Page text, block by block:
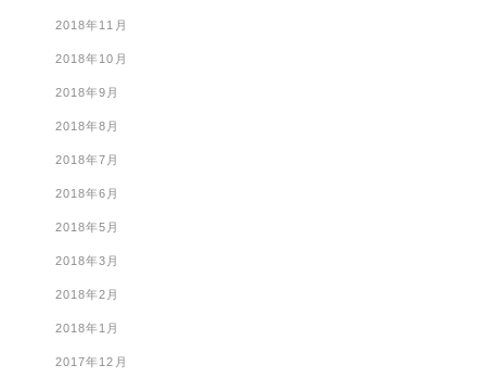
2018年11月
2018年10月
2018年9月
2018年8月
2018年7月
2018年6月
2018年5月
2018年3月
2018年2月
2018年1月
2017年12月